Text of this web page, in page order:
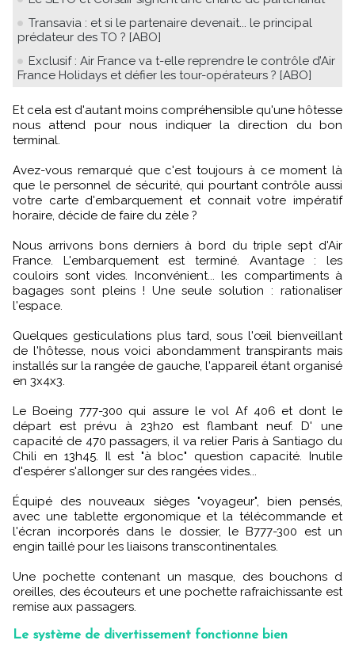
Transavia : et si le partenaire devenait... le principal
prédateur des TO ? [ABO]
Exclusif : Air France va t-elle reprendre le contrôle d’Air
France Holidays et défier les tour-opérateurs ? [ABO]
Et cela est d'autant moins compréhensible qu'une hôtesse
nous attend pour nous indiquer la direction du bon
terminal.
Avez-vous remarqué que c'est toujours à ce moment là
que le personnel de sécurité, qui pourtant contrôle aussi
votre carte d'embarquement et connait votre impératif
horaire, décide de faire du zèle ?
Nous arrivons bons derniers à bord du triple sept d'Air
France. L'embarquement est terminé. Avantage : les
couloirs sont vides. Inconvénient... les compartiments à
bagages sont pleins ! Une seule solution : rationaliser
l'espace.
Quelques gesticulations plus tard, sous l'œil bienveillant
de l'hôtesse, nous voici abondamment transpirants mais
installés sur la rangée de gauche, l'appareil étant organisé
en 3x4x3.
Le Boeing 777-300 qui assure le vol Af 406 et dont le
départ est prévu à 23h20 est flambant neuf. D' une
capacité de 470 passagers, il va relier Paris à Santiago du
Chili en 13h45. Il est "à bloc" question capacité. Inutile
d'espérer s'allonger sur des rangées vides...
Équipé des nouveaux sièges "voyageur", bien pensés,
avec une tablette ergonomique et la télécommande et
l'écran incorporés dans le dossier, le B777-300 est un
engin taillé pour les liaisons transcontinentales.
Une pochette contenant un masque, des bouchons d
oreilles, des écouteurs et une pochette rafraichissante est
remise aux passagers.
Le système de divertissement fonctionne bien